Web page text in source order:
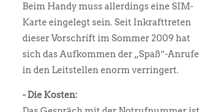
Beim Handy muss allerdings eine SIM-
Karte eingelegt sein. Seit Inkrafttreten
dieser Vorschrift im Sommer 2009 hat
sich das Aufkommen der „Spaß“-Anrufe
in den Leitstellen enorm verringert.
- Die Kosten: